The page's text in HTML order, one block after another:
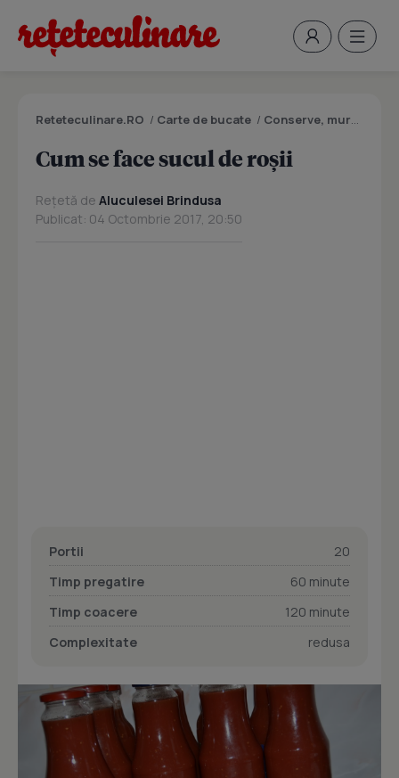
Reteteculinare.RO / Carte de bucate / Conserve, muraturi
Cum se face sucul de roșii
Rețetă de Aluculesei Brindusa
Publicat: 04 Octombrie 2017, 20:50
Portii
20
Timp pregatire
60 minute
Timp coacere
120 minute
Complexitate
redusa